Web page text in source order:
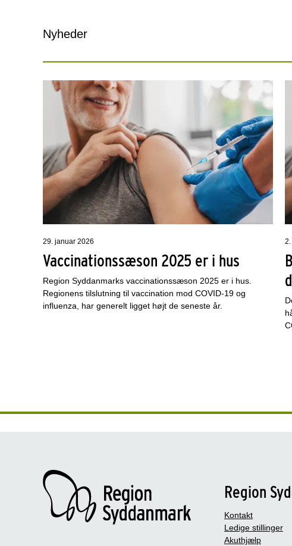
Nyheder
29. januar 2026
Vaccinationssæson 2025 er i hus
Region Syddanmarks vaccinationssæson 2025 er i hus.
Regionens tilslutning til vaccination mod COVID-19 og
influenza, har generelt ligget højt de seneste år.
Region
Kontakt
Ledige stillinger
Akuthjælp